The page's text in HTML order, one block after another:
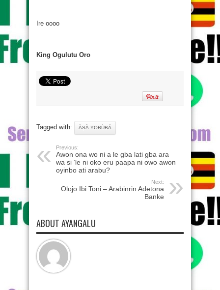
Ire oooo
King Ogulutu Oro
Tagged with: ÀṢÀ YORÙBÁ
Previous:
Awon ona wo ni a le gba lati gba ara
wa si ‘le ni oko eru paapa ni owo awon
oyinbo ati arabu?
Next:
Olojo Ibi Toni – Arabinrin Adetona
Banke
ABOUT AYANGALU